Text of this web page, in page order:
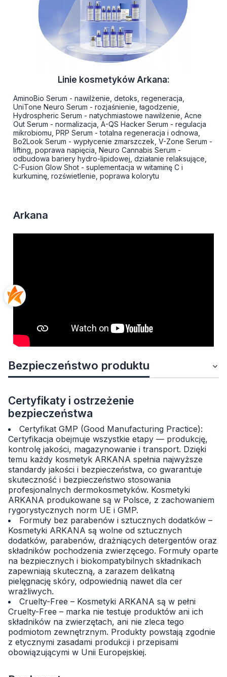
Linie kosmetyków Arkana:
AminoBio Serum - nawilżenie, detoks, regeneracja,
UniTone Neuro Serum - rozjaśnienie, łagodzenie,
Hydrospheric Serum - natychmiastowe nawilżenie, Acne
Out Serum - normalizacja, A-QS Hacker Serum - regulacja
mikrobiomu, PRP Serum - totalna regeneracja i odnowa,
Bo2Look Serum - wypłycenie zmarszczek, V-Zone Serum -
lifting, poprawa napięcia, Neuro Cannabis Serum -
odbudowa bariery hydro-lipidowej, działanie relaksujące,
C-Fusion Glow Shot - suplementacja w witaminę C i
kurkuminę, rozświetlenie, poprawa kolorytu
Arkana
Bezpieczeństwo produktu
Certyfikaty i ostrzeżenie
bezpieczeństwa
Certyfikat GMP (Good Manufacturing Practice):
Certyfikacja obejmuje wszystkie etapy — produkcję,
kontrolę jakości, magazynowanie i transport. Dzięki
temu każdy kosmetyk ARKANA spełnia najwyższe
standardy jakości i bezpieczeństwa, co gwarantuje
skuteczność i bezpieczeństwo stosowania
profesjonalnych dermokosmetyków. Kosmetyki
ARKANA produkowane są w Polsce, z zachowaniem
rygorystycznych norm UE i GMP.
Formuły bez parabenów i sztucznych dodatków –
Kosmetyki ARKANA są wolne od sztucznych
dodatków, parabenów, drażniących detergentów oraz
składników pochodzenia zwierzęcego. Formuły oparte
na bezpiecznych i biokompatybilnych składnikach
zapewniają skuteczną, a zarazem delikatną
pielęgnację skóry, odpowiednią nawet dla cer
wrażliwych.
Cruelty-Free – Kosmetyki ARKANA są w pełni
Cruelty-Free – marka nie testuje produktów ani ich
składników na zwierzętach, ani nie zleca tego
podmiotom zewnętrznym. Produkty powstają zgodnie
z etycznymi zasadami produkcji i przepisami
obowiązującymi w Unii Europejskiej.